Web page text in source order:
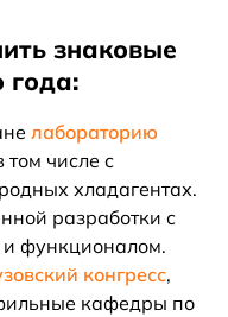
знаковые
года:
лабораторию
том числе с
хладагентах.
разработки с
функционалом.
конгресс,
кафедры по